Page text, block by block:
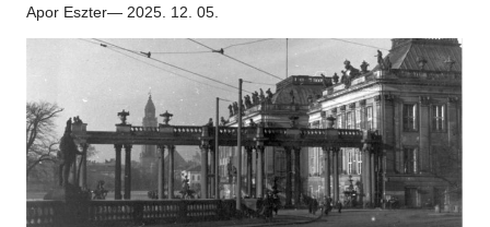
Apor Eszter— 2025. 12. 05.